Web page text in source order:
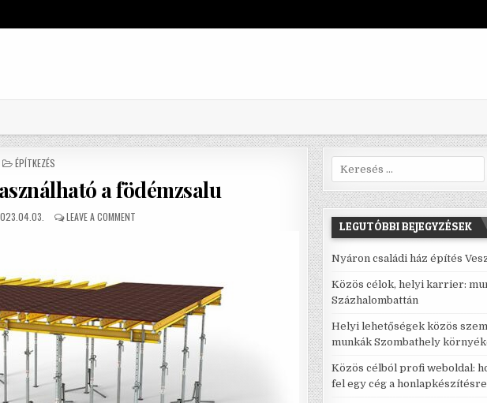
POSTED IN
ÉPÍTKEZÉS
a födémzsalu
DATE: LEAVE A COMMENTON SOKOLDALÚAN FELHASZNÁLHATÓ A FÖDÉMZSALU
Search for:
LEGUTÓBBI BEJEGYZÉSEK
Nyáron családi ház építés
Közös célok, helyi karrier:
Százhalombattán
Helyi lehetőségek közös
munkák Szombathely
Közös célból profi weboldal:
fel egy cég a